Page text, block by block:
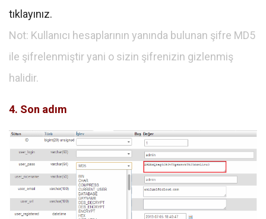
tıklayınız.
Not: Kullanıcı hesaplarının yanında bulunan şifre MD5
ile şifrelenmiştir yani o sizin şifrenizin gizlenmiş
halidir.
4. Son adım